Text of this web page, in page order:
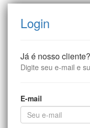
Login
Já é nosso cliente?
Digite seu e-mail e
E-mail